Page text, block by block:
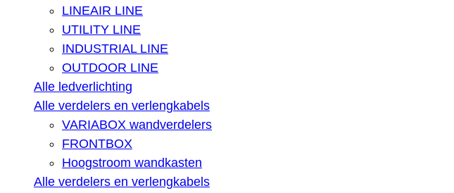
LINEAIR LINE
UTILITY LINE
INDUSTRIAL LINE
OUTDOOR LINE
Alle ledverlichting
Alle verdelers en verlengkabels
VARIABOX wandverdelers
FRONTBOX
Hoogstroom wandkasten
Alle verdelers en verlengkabels